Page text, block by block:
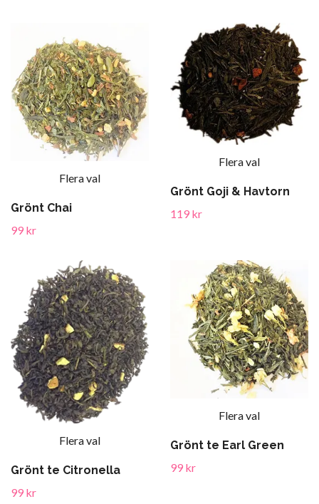
Flera val
Grönt Chai
99 kr
Flera val
Grönt Goji & Havtorn
119 kr
Flera val
Grönt te Citronella
99 kr
Flera val
Grönt te Earl Green
99 kr